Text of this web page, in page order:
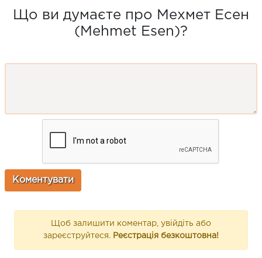
Що ви думаєте про Мехмет Есен
(Mehmet Esen)?
Щоб залишити коментар, увійдіть або
зареєструйтеся. Реєстрація безкоштовна!